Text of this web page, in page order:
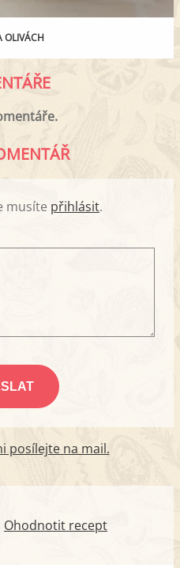
OLIVÁCH
musíte přihlásit.
posílejte na mail.
Ohodnotit recept